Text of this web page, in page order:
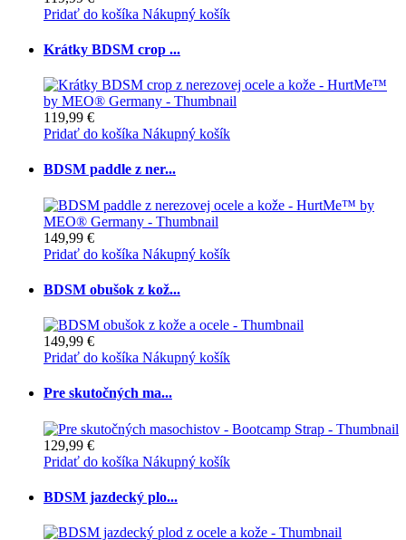
Pridať do košíka Nákupný košík
Krátky BDSM crop ...
119,99 €
Pridať do košíka Nákupný košík
BDSM paddle z ner...
149,99 €
Pridať do košíka Nákupný košík
BDSM obušok z kož...
149,99 €
Pridať do košíka Nákupný košík
Pre skutočných ma...
129,99 €
Pridať do košíka Nákupný košík
BDSM jazdecký plo...